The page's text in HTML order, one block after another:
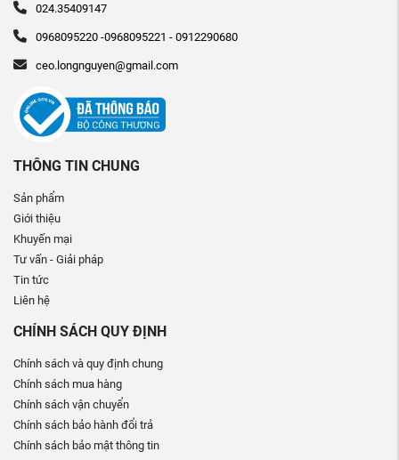
024.35409147
0968095220 -0968095221 - 0912290680
ceo.longnguyen@gmail.com
THÔNG TIN CHUNG
Sản phẩm
Giới thiệu
Khuyến mại
Tư vấn - Giải pháp
Tin tức
Liên hệ
CHÍNH SÁCH QUY ĐỊNH
Chính sách và quy định chung
Chính sách mua hàng
Chính sách vận chuyển
Chính sách bảo hành đổi trả
Chính sách bảo mật thông tin